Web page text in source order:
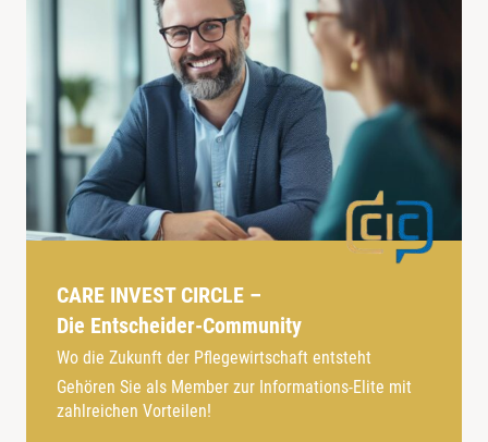
CARE INVEST CIRCLE –
Die Entscheider-Community
Wo die Zukunft der Pflegewirtschaft entsteht
Gehören Sie als Member zur Informations-Elite mit
zahlreichen Vorteilen!